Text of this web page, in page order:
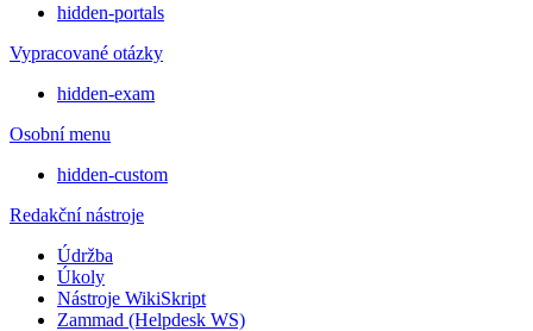
hidden-portals
Vypracované otázky
hidden-exam
Osobní menu
hidden-custom
Redakční nástroje
Údržba
Úkoly
Nástroje WikiSkript
Zammad (Helpdesk WS)